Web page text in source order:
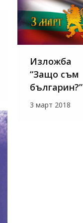
Изложба
“Защо съм
българин?”
3 март 2018